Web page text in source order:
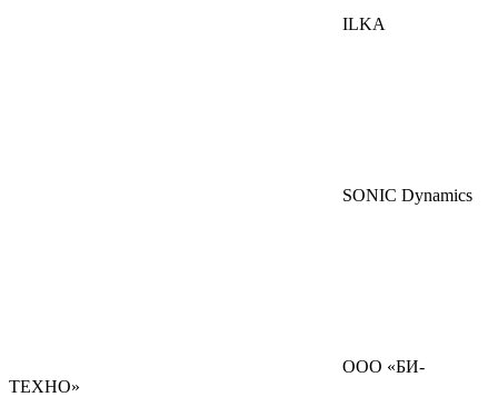
ILKA
SONIC Dynamics
ООО «БИ-
ТЕХНО»